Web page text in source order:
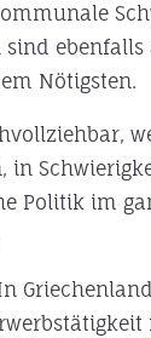
Nötigsten.
in
Politik im